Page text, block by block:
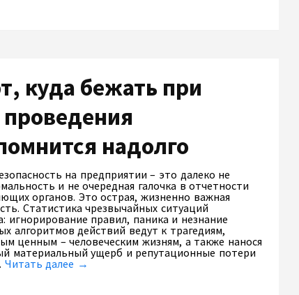
куда бежать при
надолго
на предприятии – это далеко не
и не очередная галочка в отчетности
органов. Это острая, жизненно важная
Статистика чрезвычайных ситуаций
игнорирование правил, паника и незнание
алгоритмов действий ведут к трагедиям,
ценным – человеческим жизням, а также нанося
материальный ущерб и репутационные потери
Читать далее →